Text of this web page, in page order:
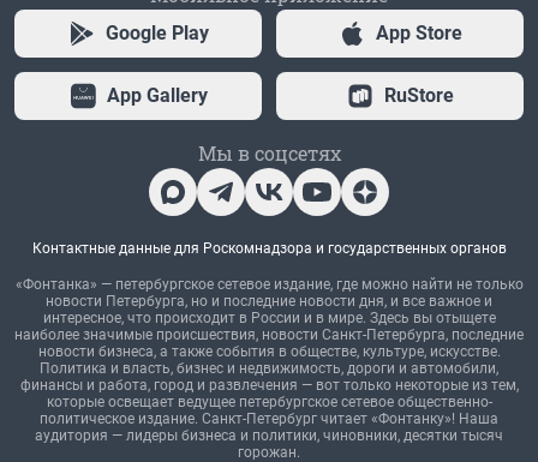
Google Play App Store
App Gallery RuStore
Мы в соцсетях
Контактные данные для Роскомнадзора и государственных органов
«Фонтанка» — петербургское сетевое издание, где можно найти не только
новости Петербурга, но и последние новости дня, и все важное и
интересное, что происходит в России и в мире. Здесь вы отыщете
наиболее значимые происшествия, новости Санкт-Петербурга, последние
новости бизнеса, а также события в обществе, культуре, искусстве.
Политика и власть, бизнес и недвижимость, дороги и автомобили,
финансы и работа, город и развлечения — вот только некоторые из тем,
которые освещает ведущее петербургское сетевое общественно-
политическое издание. Санкт-Петербург читает «Фонтанку»! Наша
аудитория — лидеры бизнеса и политики, чиновники, десятки тысяч
горожан.